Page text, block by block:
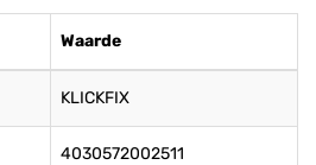
Waarde
KLICKFIX
4030572002511